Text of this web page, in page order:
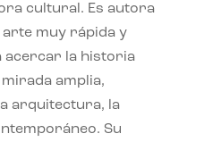
cultural. Es autora
arte muy rápida y
acercar la historia
amplia,
arquitectura, la
Su